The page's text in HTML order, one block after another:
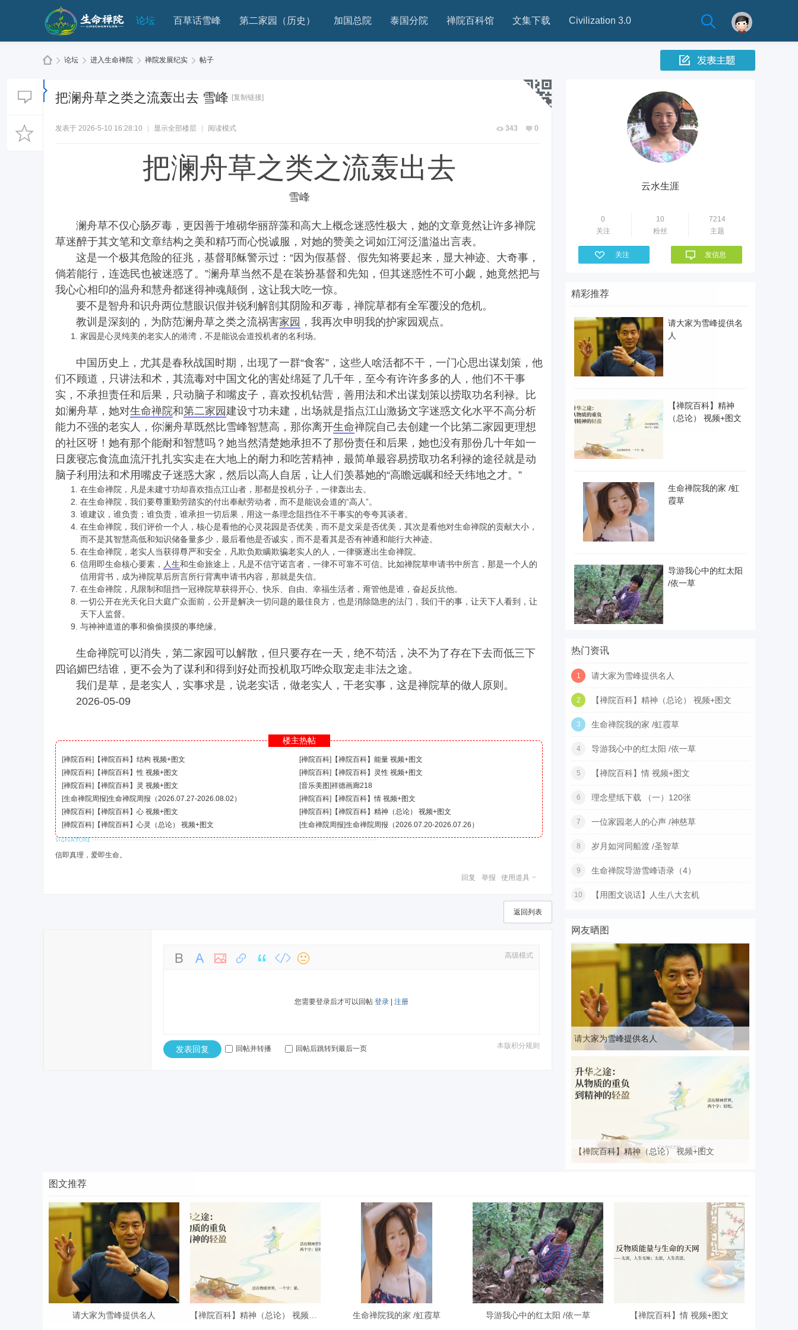
论坛 百草话雪峰 第二家园（历史） 加国总院 泰国分院 禅院百科馆 文集下载 Civilization 3.0
论坛 进入生命禅院 禅院发展纪实 帖子
把澜舟草之类之流轰出去 雪峰 [复制链接]
343 0
发表于 2026-5-10 16:28:10 显示全部楼层 阅读模式
把澜舟草之类之流轰出去
雪峰
澜舟草不仅心肠歹毒，更因善于堆砌华丽辞藻和高大上概念迷惑性极大，她的文章竟然让许多禅院
草迷醉于其文笔和文章结构之美和精巧而心悦诚服，对她的赞美之词如江河泛滥溢出言表。
这是一个极其危险的征兆，基督耶稣警示过：“因为假基督、假先知将要起来，显大神迹、大奇事，
倘若能行，连选民也被迷惑了。”澜舟草当然不是在装扮基督和先知，但其迷惑性不可小觑，她竟然把与
我心心相印的温舟和慧舟都迷得神魂颠倒，这让我大吃一惊。
要不是智舟和识舟两位慧眼识假并锐利解剖其阴险和歹毒，禅院草都有全军覆没的危机。
教训是深刻的，为防范澜舟草之类之流祸害家园 ，我再次申明我的护家园观点。
家园是心灵纯美的老实人的港湾，不是能说会道投机者的名利场。
中国历史上，尤其是春秋战国时期，出现了一群“食客”，这些人啥活都不干，一门心思出谋划策，他
们不顾道，只讲法和术，其流毒对中国文化的害处绵延了几千年，至今有许许多多的人，他们不干事
实，不承担责任和后果，只动脑子和嘴皮子，喜欢投机钻营，善用法和术出谋划策以捞取功名利禄。比
如澜舟草，她对生命禅院和第二家园 建设寸功未建，出场就是指点江山激扬文字迷惑文化水平不高分析
能力不强的老实人，你澜舟草既然比雪峰智慧高，那你离开生命禅院自己去创建一个比第二家园更理想
的社区呀！她有那个能耐和智慧吗？她当然清楚她承担不了那份责任和后果，她也没有那份几十年如一
日废寝忘食流血流汗扎扎实实走在大地上的耐力和吃苦精神，最简单最容易捞取功名利禄的途径就是动
脑子利用法和术用嘴皮子迷惑大家，然后以高人自居，让人们羡慕她的“高瞻远瞩和经天纬地之才。”
在生命禅院，凡是未建寸功却喜欢指点江山者，那都是投机分子，一律轰出去。
在生命禅院，我们要尊重勤劳踏实的付出奉献劳动者，而不是能说会道的“高人”。
谁建议，谁负责；谁负责，谁承担一切后果，用这一条理念阻挡住不干事实的夸夸其谈者。
在生命禅院，我们评价一个人，核心是看他的心灵花园是否优美，而不是文采是否优美，其次是看他对生命禅院的贡献大小，
而不是其智慧高低和知识储备量多少，最后看他是否诚实，而不是看其是否有神通和能行大神迹。
在生命禅院，老实人当获得尊严和安全，凡欺负欺瞒欺骗老实人的人，一律驱逐出生命禅院。
信用即生命核心要素， 人生和生命旅途上，凡是不信守诺言者，一律不可靠不可信。比如禅院草申请书中所言，那是一个人的
信用背书，成为禅院草后所言所行背离申请书内容，那就是失信。
在生命禅院，凡限制和阻挡一冠禅院草获得开心、快乐、自由、幸福生活者，甭管他是谁，奋起反抗他。
一切公开在光天化日大庭广众面前，公开是解决一切问题的最佳良方，也是消除隐患的法门，我们干的事，让天下人看到，让
天下人监督。
与神神道道的事和偷偷摸摸的事绝缘。
生命禅院可以消失，第二家园可以解散，但只要存在一天，绝不苟活，决不为了存在下去而低三下
四谄媚巴结谁，更不会为了谋利和得到好处而投机取巧哗众取宠走非法之途。
我们是草，是老实人，实事求是，说老实话，做老实人，干老实事，这是禅院草的做人原则。
2026-05-09
楼主热帖
【禅院百科】结构 视频+图文
[禅院百科] 【禅院百科】能量 视频+图文
[禅院百科]
【禅院百科】性 视频+图文
[禅院百科] 【禅院百科】灵性 视频+图文
[禅院百科]
【禅院百科】灵 视频+图文
[禅院百科] 祥德画廊218
[音乐美图]
生命禅院周报（2026.07.27-2026.08.02）
[生命禅院周报] 【禅院百科】情 视频+图文
[禅院百科]
【禅院百科】心 视频+图文
[禅院百科] 【禅院百科】精神（总论） 视频+图文
[禅院百科]
【禅院百科】心灵（总论） 视频+图文
[禅院百科] 生命禅院周报（2026.07.20-2026.07.26）
[生命禅院周报]
信即真理，爱即生命。
举报 使用道具
回复
返回列表
高级模式
您需要登录后才可以回帖 登录 注册
本版积分规则
发表回复 回帖并转播 回帖后跳转到最后一页
云水生涯
0
关注
10
粉丝
7214
主题
关注 发信息
精彩推荐
请大家为雪峰提供名
人
【禅院百科】精神
（总论） 视频+图文
生命禅院我的家 /虹
霞草
导游我心中的红太阳
/依一草
热门资讯
1 请大家为雪峰提供名人
2 【禅院百科】精神（总论） 视频+图文
3 生命禅院我的家 /虹霞草
4 导游我心中的红太阳 /依一草
5 【禅院百科】情 视频+图文
6 理念壁纸下载 （一）120张
7 一位家园老人的心声 /神慈草
8 岁月如河同船渡 /圣智草
9 生命禅院导游雪峰语录（4）
10 【用图文说话】人生八大玄机
网友晒图
请大家为雪峰提供名人
【禅院百科】精神（总论） 视频+图文
图文推荐
请大家为雪峰提供名人 生命禅院我的家 /虹霞草 导游我心中的红太阳 /依一草 【禅院百科】情 视频+图文